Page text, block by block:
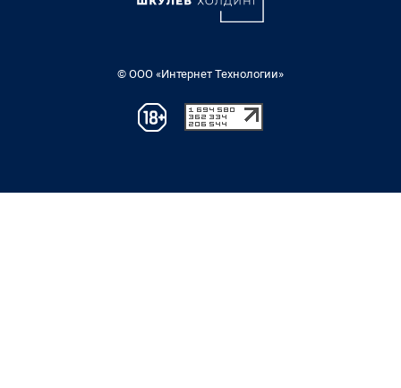
© ООО «Интернет Технологии»